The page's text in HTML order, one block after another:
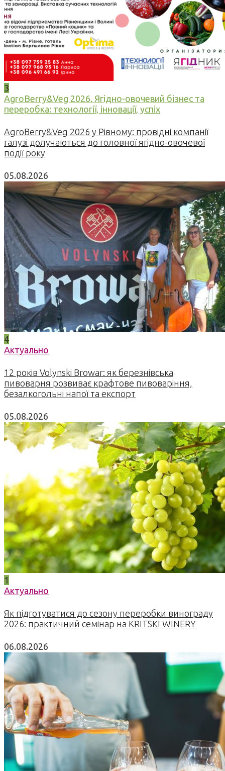
3
AgroBerry&Veg 2026. Ягідно-овочевий бізнес та
переробка: технології, інновації, успіх
AgroBerry&Veg 2026 у Рівному: провідні компанії
галузі долучаються до головної ягідно-овочевої
події року
05.08.2026
4
Актуально
12 років Volynski Browar: як березнівська
пивоварня розвиває крафтове пивоваріння,
безалкогольні напої та експорт
05.08.2026
1
Актуально
Як підготуватися до сезону переробки винограду
2026: практичний семінар на KRITSKI WINERY
06.08.2026